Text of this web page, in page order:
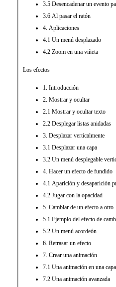
3.5 Desencadenar un evento
3.6 Al pasar el ratón
4. Aplicaciones
4.1 Un menú desplazado
4.2 Zoom en una viñeta
Los efectos
1. Introducción
2. Mostrar y ocultar
2.1 Mostrar y ocultar texto
2.2 Desplegar listas anidadas
3. Desplazar verticalmente
3.1 Desplazar una capa
3.2 Un menú desplegable
4. Hacer un efecto de fundido
4.1 Aparición y desaparición
4.2 Jugar con la opacidad
5. Cambiar de un efecto a otro
5.1 Ejemplo del efecto de
5.2 Un menú acordeón
6. Retrasar un efecto
7. Crear una animación
7.1 Una animación en una capa
7.2 Una animación avanzada